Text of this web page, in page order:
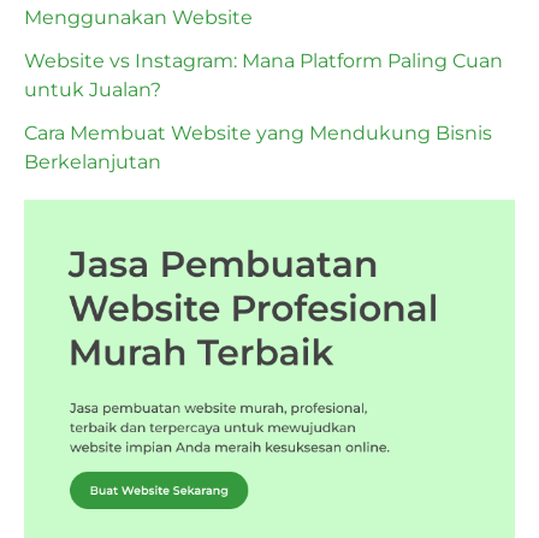
Menggunakan Website
Website vs Instagram: Mana Platform Paling Cuan
untuk Jualan?
Cara Membuat Website yang Mendukung Bisnis
Berkelanjutan